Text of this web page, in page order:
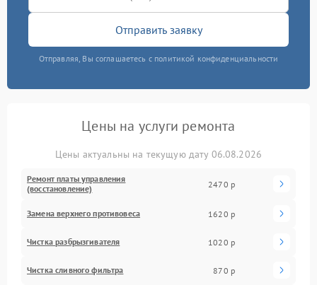
Отправить заявку
Отправляя, Вы соглашаетесь с политикой конфиденциальности
Цены на услуги ремонта
Цены актуальны на текущую дату 06.08.2026
Ремонт платы управления
(восстановление)
2470 р
Замена верхнего противовеса 1620 р
Чистка разбрызгивателя 1020 р
Чистка сливного фильтра 870 р